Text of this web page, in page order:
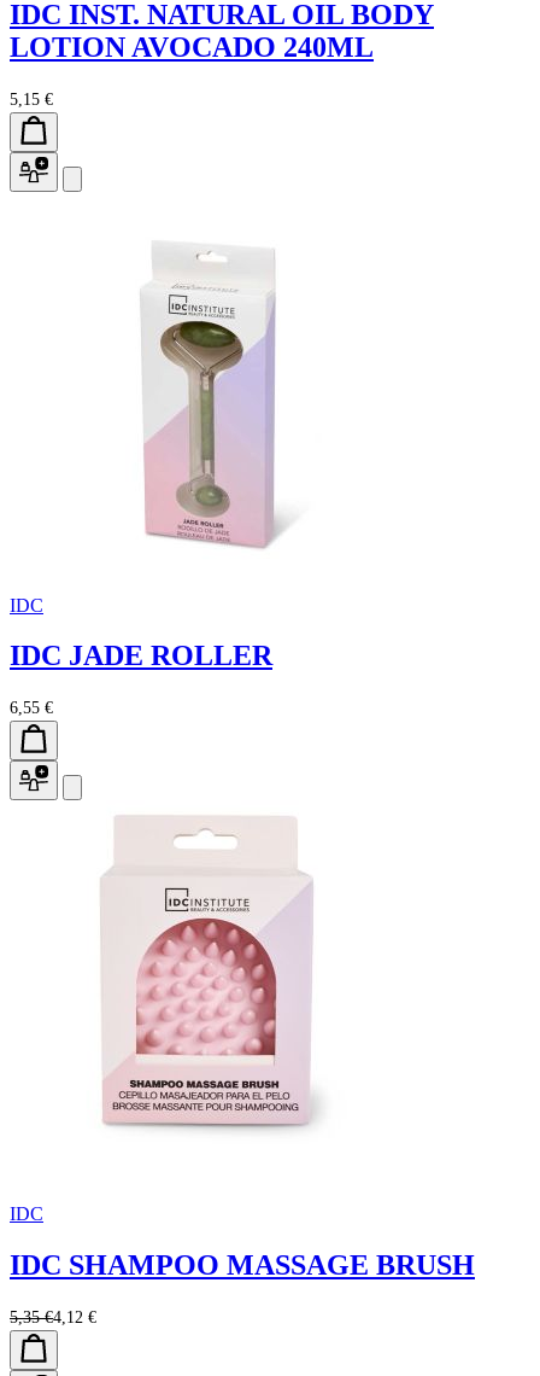
IDC INST. NATURAL OIL BODY
LOTION AVOCADO 240ML
5,15 €
IDC
IDC JADE ROLLER
6,55 €
IDC
IDC SHAMPOO MASSAGE BRUSH
5,35 €4,12 €